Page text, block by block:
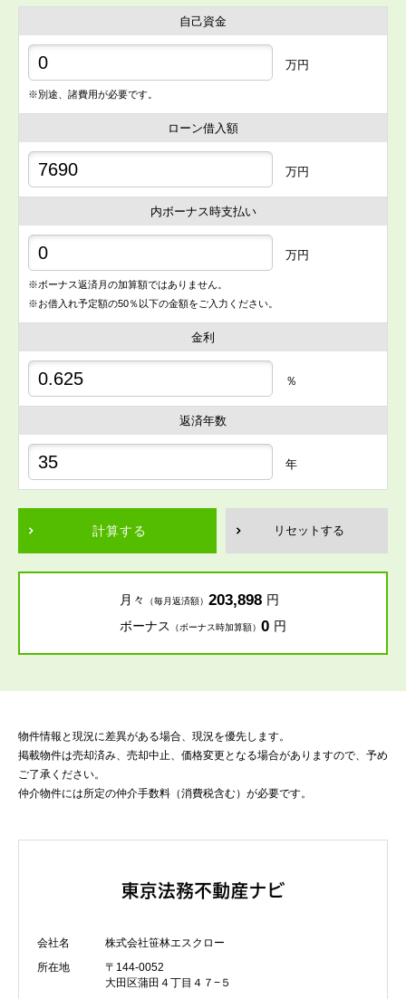
自己資金
万円
※別途、諸費用が必要です。
ローン借入額
万円
内ボーナス時支払い
万円
※ボーナス返済月の加算額ではありません。
※お借入れ予定額の50％以下の金額をご入力ください。
金利
％
返済年数
年
計算する リセットする
月々 （毎月返済額） 203,898 円
ボーナス
（ボーナス時加算額） 0 円
物件情報と現況に差異がある場合、現況を優先します。
掲載物件は売却済み、売却中止、価格変更となる場合がありますので、予め
ご了承ください。
仲介物件には所定の仲介手数料（消費税含む）が必要です。
会社名
株式会社笹林エスクロー
所在地
〒144-0052
大田区蒲田４丁目４７−５